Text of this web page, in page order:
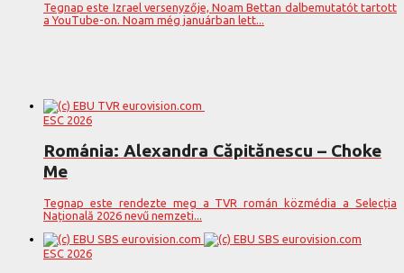
Tegnap este Izrael versenyzője, Noam Bettan dalbemutatót tartott
a YouTube-on. Noam még januárban lett...
ESC 2026
Románia: Alexandra Căpitănescu – Choke
Me
Tegnap este rendezte meg a TVR román közmédia a Selecția
Națională 2026 nevű nemzeti...
ESC 2026